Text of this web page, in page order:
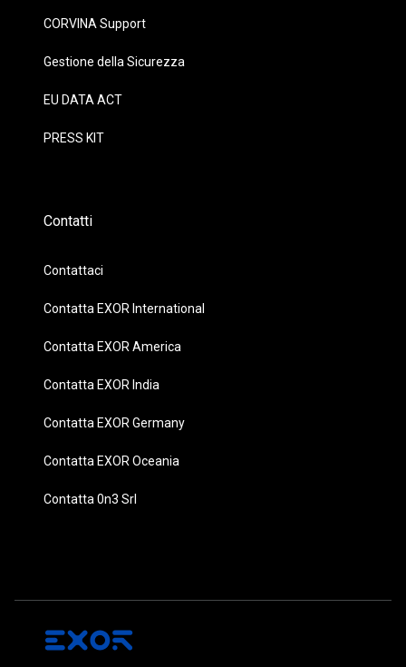
CORVINA Support
Gestione della Sicurezza
EU DATA ACT
PRESS KIT
Contatti
Contattaci
Contatta EXOR International
Contatta EXOR America
Contatta EXOR India
Contatta EXOR Germany
Contatta EXOR Oceania
Contatta 0n3 Srl